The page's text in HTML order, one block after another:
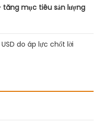
tăng mục tiêu sản lượng
do áp lực chốt lời